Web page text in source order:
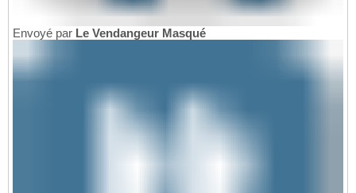
Envoyé par Le Vendangeur Masqué